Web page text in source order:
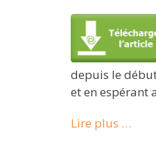
depuis le
et en espérant
Lire plus …